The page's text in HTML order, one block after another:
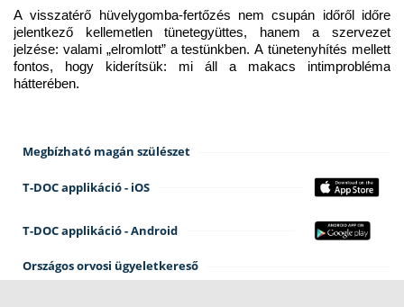
A visszatérő hüvelygomba-fertőzés nem csupán időről időre
jelentkező kellemetlen tünetegyüttes, hanem a szervezet
jelzése: valami „elromlott” a testünkben. A tünetenyhítés mellett
fontos, hogy kiderítsük: mi áll a makacs intimprobléma
hátterében.
Megbízható magán szülészet
T-DOC applikáció - iOS
T-DOC applikáció - Android
Országos orvosi ügyeletkereső